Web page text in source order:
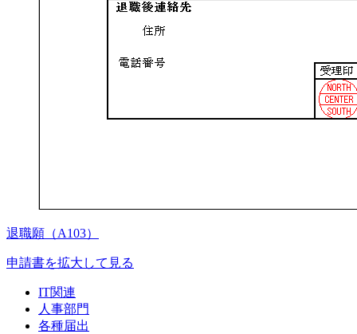
退職願（A103）
申請書を拡大して見る
IT関連
人事部門
各種届出